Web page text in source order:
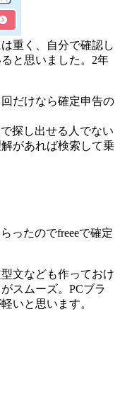
重く、
自分で確認し
と思いました。2年
だけなら確定申告の
探し出せる人でない
があれば検索して乗
ったのでfreeeで確定
文なども作っておけ
スムーズ。PCブラ
いと思います。